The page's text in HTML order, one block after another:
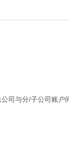
司与分/子公司账户